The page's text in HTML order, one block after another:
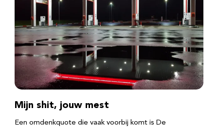
Mijn shit, jouw mest
Een omdenkquote die vaak voorbij komt is De